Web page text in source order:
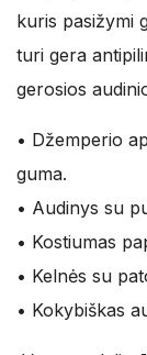
kuris pasižymi
turi gera
gerosios
• Džemperio
guma.
• Audinys su
• Kostiumas
• Kelnės su
• Kokybiškas